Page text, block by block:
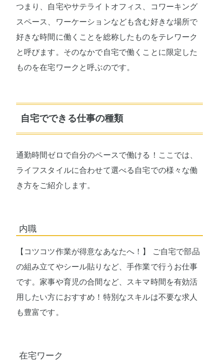
つまり、自宅やサテライトオフィス、コワーキング
スペース、ワーケーションなども含む好きな場所で
好きな時間に働くことを総称したものをテレワーク
と呼びます。そのなかで自宅で働くことに限定した
ものを在宅ワークと呼ぶのです。
自宅でできる仕事の種類
通勤時間ゼロで自分のペースで働ける！ここでは、
ライフスタイルに合わせて選べる自宅での様々な働
き方をご紹介します。
内職
【コツコツ作業が得意なあなたへ！】 ご自宅で部品
の組み立てやシール貼りなど、手作業で行うお仕事
です。家事や育児の合間など、スキマ時間を有効活
用したい方におすすめ！特別なスキルは不要な求人
も豊富です。
在宅ワーク